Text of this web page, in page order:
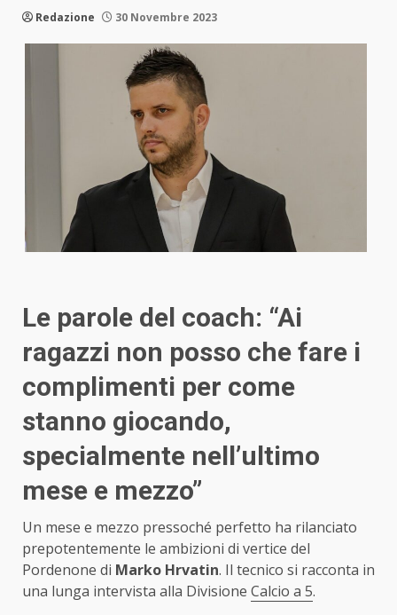
Redazione 30 Novembre 2023
Le parole del coach: “Ai
ragazzi non posso che fare i
complimenti per come
stanno giocando,
specialmente nell’ultimo
mese e mezzo”
Un mese e mezzo pressoché perfetto ha rilanciato
prepotentemente le ambizioni di vertice del
Pordenone di Marko Hrvatin. Il tecnico si racconta in
una lunga intervista alla Divisione Calcio a 5.